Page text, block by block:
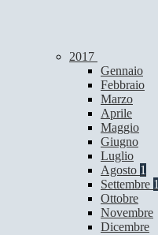
2017
Gennaio
Febbraio
Marzo
Aprile
Maggio
Giugno
Luglio
Agosto 1
Settembre 1
Ottobre
Novembre
Dicembre